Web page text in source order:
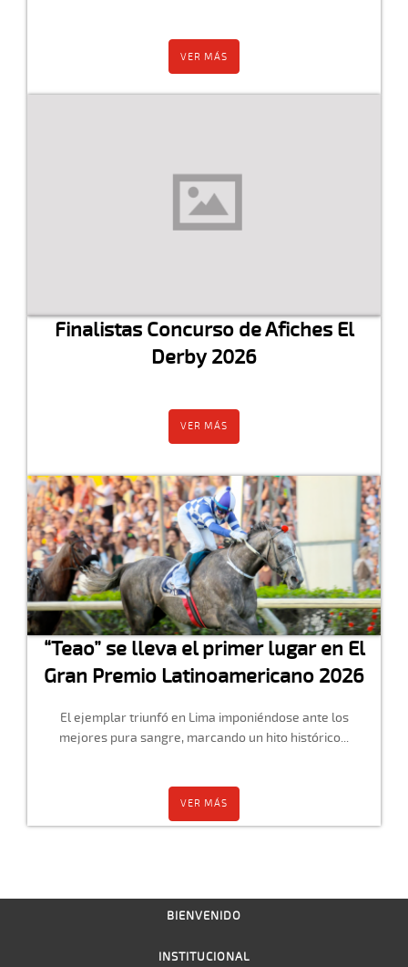
VER MÁS
Finalistas Concurso de Afiches El
Derby 2026
VER MÁS
“Teao” se lleva el primer lugar en El
Gran Premio Latinoamericano 2026
El ejemplar triunfó en Lima imponiéndose ante los
mejores pura sangre, marcando un hito histórico...
VER MÁS
BIENVENIDO
INSTITUCIONAL